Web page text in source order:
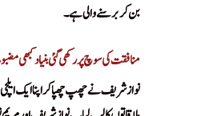
بن کر برسنے والی ہے۔Jug Jiyo Maharaj
منافقت کی سوچ پر رکھی گئی بنیاد کبھی
نوازشریف نے چھپ چھپا کر اپنا ایک